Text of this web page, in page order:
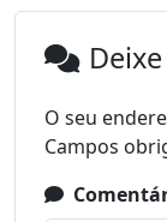
O seu
Campos